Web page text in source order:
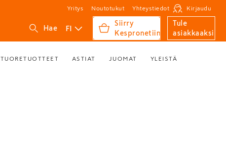
Yritys Noutotukut Yhteystiedot Kirjaudu
Hae FI
Siirry
Kespronetiin
Tule
asiakkaaksi
TUORETUOTTEET ASTIAT JUOMAT YLEISTÄ